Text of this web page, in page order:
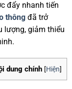
đẩy nhanh tiến
thôngđã trở
lượng, giảm thiểu
dung chính [Hiện]